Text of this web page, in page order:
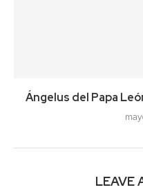
Ángelus del Papa
LEAVE